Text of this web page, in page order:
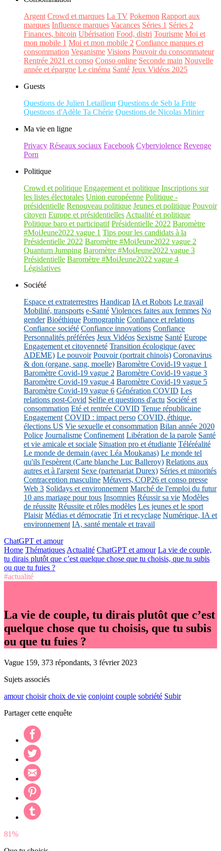
Argent Crowd et marques La TV Pokemon Rapport aux
marques Influence marques Vacances Séries 1 Séries 2
Finances, bitcoin Ubérisation Food, distri Tourisme Moi et
mon mobile 1 Moi et mon mobile 2 Confiance marques et
consommation Veganisme Visions Pouvoir du consommateur
Rentrée 2021 et conso Conso online Seconde main Nouvelle
année et épargne Le cinéma Santé Jeux Vidéos 2025
Guests
Questions de Julien Letailleur Questions de Seb la Frite
Questions d'Adèle Ta Chérie Questions de Nicolas Minier
Ma vie en ligne
Privacy Réseaux sociaux Facebook Cyberviolence Revenge
Porn
Politique
Crowd et politique Engagement et politique Inscriptions sur
les listes électorales Union européenne Politique -
présidentielle Renouveau politique Jeunes et politique Pouvoir
citoyen Europe et présidentielles Actualité et politique
Politique baro et participatif Présidentielle 2022 Baromètre
#MoiJeune2022 vague 1 Tips pour les candidats à la
Présidentielle 2022 Baromètre #MoiJeune2022 vague 2
Quantum Jumping Baromètre #MoiJeune2022 vague 3
Présidentielle Baromètre #MoiJeune2022 vague 4
Législatives
Société
Espace et extraterrestres Handicap IA et Robots Le travail
Mobilité, transports e-Santé Violences faites aux femmes No
gender Bioéthique Pornographie Confiance et relations
Confiance société Confiance innovations Confiance
Personnalités préférées Jeux Vidéos Sexisme Santé Europe
Engagement et citoyenneté Transition écologique (avec
ADEME) Le pouvoir Pouvoir (portrait chinois) Coronavirus
& don (organe, sang, moelle) Baromètre Covid-19 vague 1
Baromètre Covid-19 vague 2 Baromètre Covid-19 vague 3
Baromètre Covid-19 vague 4 Baromètre Covid-19 vague 5
Baromètre Covid-19 vague 6 Génération COVID Les
relations post-Covid Selfie et questions d'actu Société et
consommation Eté et rentrée COVID Tenue républicaine
Engagement COVID : impact perso COVID, éthique,
élections US Vie sexuelle et consommation Bilan année 2020
Police Journalisme Confinement Libération de la parole Santé
et vie amicale et sociale Situation pro et étudiante Téléréalité
Le monde de demain (avec Léa Moukanas) Le monde tel
qu'ils l'espèrent (Carte blanche Luc Balleroy) Relations aux
autres et à l'argent Sexe (partenariat Durex) Séries et minorités
Contraception masculine Métavers, COP26 et conso presse
Web 3 Solidays et environnement Marché de l'emploi du futur
10 ans mariage pour tous Insomnies Réussir sa vie Modèles
de réussite Réussite et rôles modèles Les jeunes et le sport
Plaisir Médias et démocratie Tri et recyclage Numérique, IA et
environnement IA, santé mentale et travail
ChatGPT et amour
Home Thématiques Actualité ChatGPT et amour La vie de couple,
tu dirais plutôt que c’est quelque chose que tu choisis, que tu subis
ou que tu fuies ?
#actualité
La vie de couple, tu dirais plutôt que c’est
quelque chose que tu choisis, que tu subis
ou que tu fuies ?
Vague 159, 373 répondants, 3 février 2023
Sujets associés
amour choisir choix de vie conjoint couple sobriété Subir
Partager cette enquête
81%